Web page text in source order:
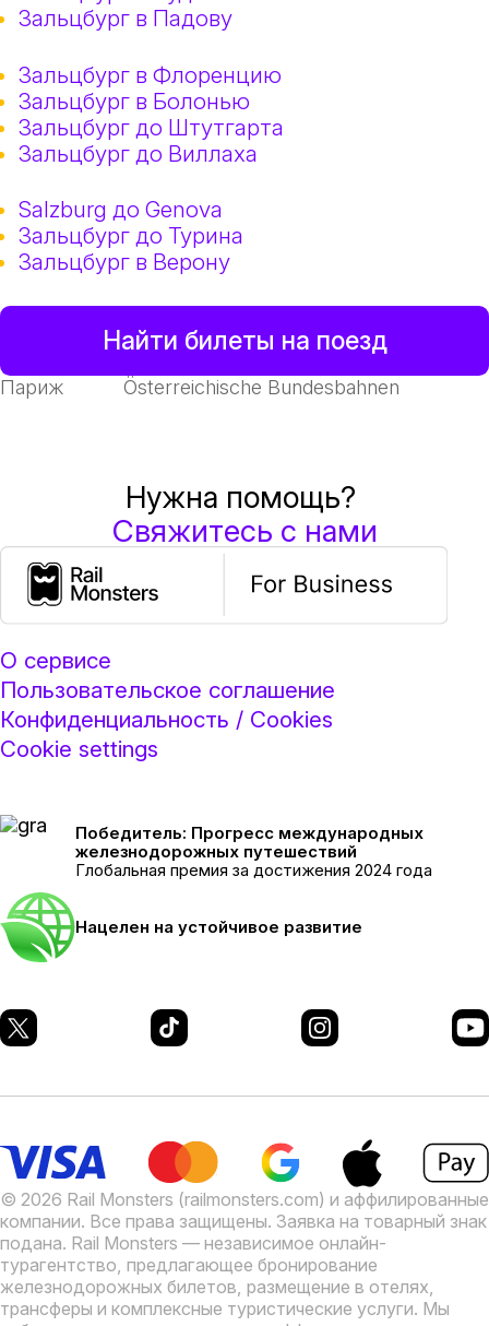
Зальцбург в Падову
Зальцбург в Флоренцию
Зальцбург в Болонью
Зальцбург до Штутгарта
Зальцбург до Виллаха
Salzburg до Genova
Зальцбург до Турина
Зальцбург в Верону
Найти билеты на поезд
Париж Österreichische Bundesbahnen
Нужна помощь?
Свяжитесь с нами
О сервисе
Пользовательское соглашение
Конфиденциальность / Cookies
Cookie settings
Победитель: Прогресс международных
железнодорожных путешествий
Глобальная премия за достижения 2024 года
Нацелен на устойчивое развитие
© 2026 Rail Monsters (railmonsters.com) и аффилированные
компании. Все права защищены. Заявка на товарный знак
подана. Rail Monsters — независимое онлайн-
турагентство, предлагающее бронирование
железнодорожных билетов, размещение в отелях,
трансферы и комплексные туристические услуги. Мы